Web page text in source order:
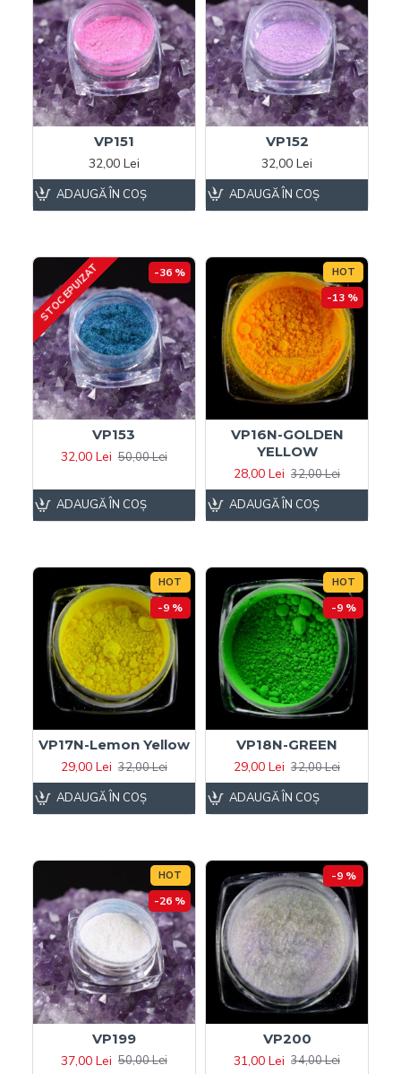
VP151
32,00 Lei
ADAUGĂ ÎN COŞ
VP152
32,00 Lei
ADAUGĂ ÎN COŞ
-36 %
STOC EPUIZAT
VP153
32,00 Lei 50,00 Lei
ADAUGĂ ÎN COŞ
HOT
-13 %
VP16N-GOLDEN
YELLOW
28,00 Lei 32,00 Lei
ADAUGĂ ÎN COŞ
HOT
-9 %
VP17N-Lemon Yellow
29,00 Lei 32,00 Lei
ADAUGĂ ÎN COŞ
HOT
-9 %
VP18N-GREEN
29,00 Lei 32,00 Lei
ADAUGĂ ÎN COŞ
HOT
-26 %
VP199
37,00 Lei 50,00 Lei
-9 %
VP200
31,00 Lei 34,00 Lei